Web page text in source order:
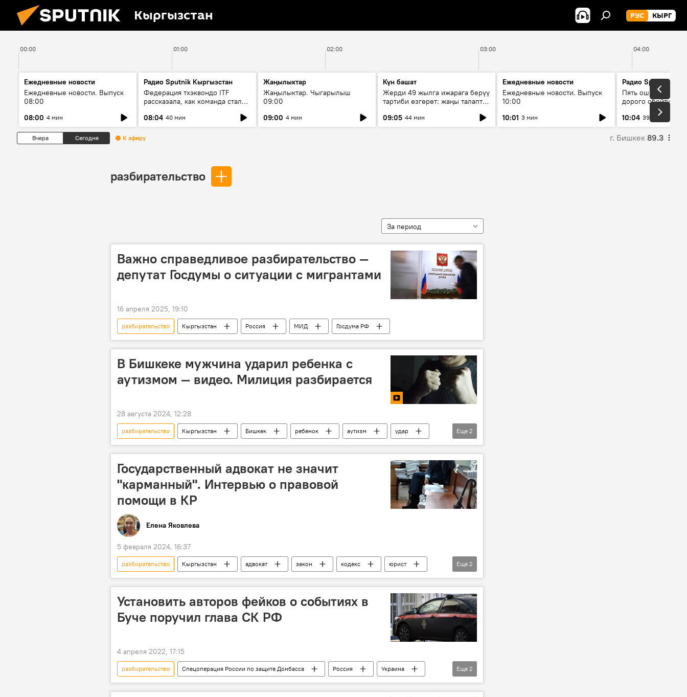
Кыргызстан РУС КЫРГ
00:00 01:00 02:00 03:00 04:00
Ежедневные новости
Ежедневные новости. Выпуск
08:00
08:00 4 мин
Радио Sputnik Кыргызстан
Федерация тхэквондо ITF
рассказала, как команда стала
08:04 40 мин
Жаңылыктар
Жаңылыктар. Чыгарылыш
09:00
09:00 4 мин
Күн башат
Жерди 49 жылга ижарага берүү
тартиби өзгөрөт: жаңы талаптар
09:05 44 мин
Ежедневные новости
Ежедневные новости. Выпуск
10:00
10:01 3 мин
Радио Sputnik
Пять ошибок
дорого обойтись
10:04 39 мин
Вчера Сегодня К эфиру г. Бишкек 89.3
разбирательство
За период
Важно справедливое разбирательство —
депутат Госдумы о ситуации с мигрантами
16 апреля 2025, 19:10
разбирательство Кыргызстан Россия МИД Госдума РФ
В Бишкеке мужчина ударил ребенка с
аутизмом — видео. Милиция разбирается
28 августа 2024, 12:28
разбирательство Кыргызстан Бишкек ребенок аутизм
удар
милиция
видео
Еще 2
Государственный адвокат не значит
"карманный". Интервью о правовой
помощи в КР
Елена Яковлева
5 февраля 2024, 16:37
разбирательство Кыргызстан адвокат закон кодекс
юрист
суд
интервью
Еще 2
Установить авторов фейков о событиях в
Буче поручил глава СК РФ
4 апреля 2022, 17:15
разбирательство Спецоперация России по защите Донбасса Россия
Украина
Буча
фейк
Еще 2